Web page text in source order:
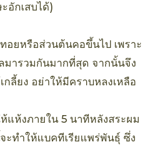
อักเสบได้)
อยหรือส่วนต้นคอขึ้นไป เพราะ
ารวมกันมากที่สุด จากนั้นจึง
กลี้ยง อย่าให้มีคราบหลงเหลือ
แห้งภายใน 5 นาทีหลังสระผม
ะทำให้แบคทีเรียแพร่พันธุ์ ซึ่ง